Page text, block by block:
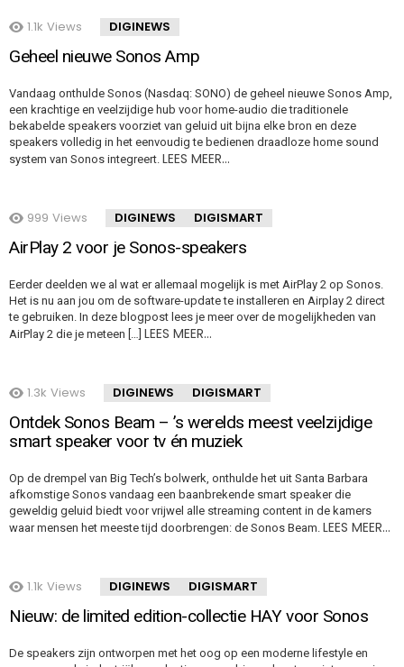
1.1k Views DIGINEWS
Geheel nieuwe Sonos Amp
Vandaag onthulde Sonos (Nasdaq: SONO) de geheel nieuwe Sonos Amp,
een krachtige en veelzijdige hub voor home-audio die traditionele
bekabelde speakers voorziet van geluid uit bijna elke bron en deze
speakers volledig in het eenvoudig te bedienen draadloze home sound
system van Sonos integreert. LEES MEER…
999 Views DIGINEWS DIGISMART
AirPlay 2 voor je Sonos-speakers
Eerder deelden we al wat er allemaal mogelijk is met AirPlay 2 op Sonos.
Het is nu aan jou om de software-update te installeren en Airplay 2 direct
te gebruiken. In deze blogpost lees je meer over de mogelijkheden van
AirPlay 2 die je meteen […] LEES MEER…
1.3k Views DIGINEWS DIGISMART
Ontdek Sonos Beam – ’s werelds meest veelzijdige
smart speaker voor tv én muziek
Op de drempel van Big Tech’s bolwerk, onthulde het uit Santa Barbara
afkomstige Sonos vandaag een baanbrekende smart speaker die
geweldig geluid biedt voor vrijwel alle streaming content in de kamers
waar mensen het meeste tijd doorbrengen: de Sonos Beam. LEES MEER…
1.1k Views DIGINEWS DIGISMART
Nieuw: de limited edition-collectie HAY voor Sonos
De speakers zijn ontworpen met het oog op een moderne lifestyle en